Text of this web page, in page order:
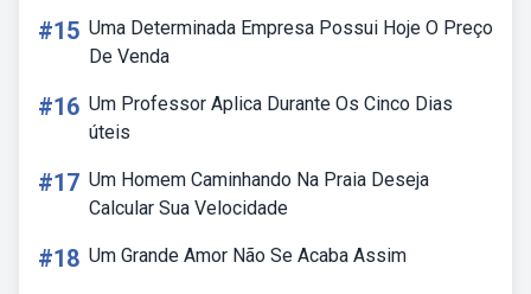
#15 Uma Determinada Empresa Possui Hoje O Preço
De Venda
#16 Um Professor Aplica Durante Os Cinco Dias
úteis
#17 Um Homem Caminhando Na Praia Deseja
Calcular Sua Velocidade
#18 Um Grande Amor Não Se Acaba Assim